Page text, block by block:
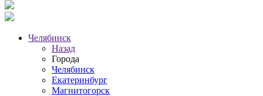
Челябинск
Назад
Города
Челябинск
Екатеринбург
Магнитогорск